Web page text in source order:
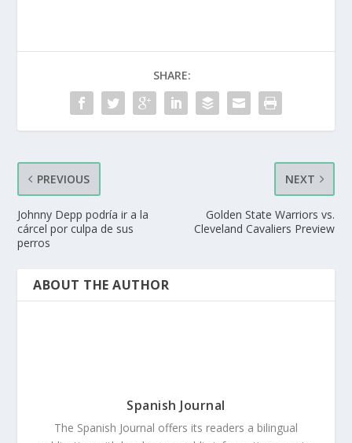
SHARE:
PREVIOUS
Johnny Depp podría ir a la
cárcel por culpa de sus
perros
NEXT
Golden State Warriors vs.
Cleveland Cavaliers Preview
ABOUT THE AUTHOR
Spanish Journal
The Spanish Journal offers its readers a bilingual